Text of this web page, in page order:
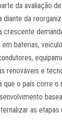
da avaliação
diante da
crescente
baterias,
renováveis e
que o país corre
as etapas